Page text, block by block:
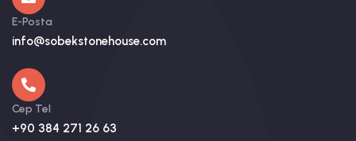
E-Posta
info@sobekstonehouse.com
Cep Tel
+90 384 271 26 63